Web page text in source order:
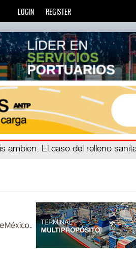
LOGIN REGISTER
nueve años : La transformación